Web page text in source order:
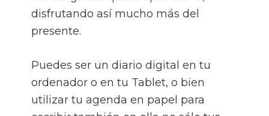
disfrutando así mucho más del
presente.
Puedes ser un diario digital en tu
ordenador o en tu Tablet, o bien
utilizar tu agenda en papel para